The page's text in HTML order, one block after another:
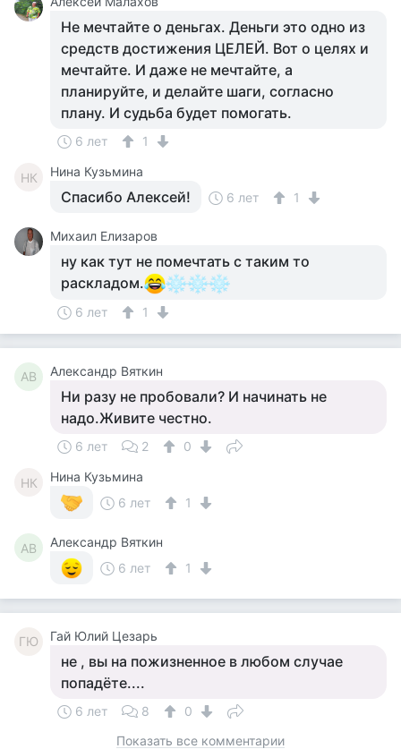
Не мечтайте о деньгах. Деньги это одно из
средств достижения ЦЕЛЕЙ. Вот о целях и
мечтайте. И даже не мечтайте, а
планируйте, и делайте шаги, согласно
плану. И судьба будет помогать.
6 лет 1
НК Нина Кузьмина
Спасибо Алексей! 6 лет 1
Михаил Елизаров
ну как тут не помечтать с таким то
раскладом.
6 лет 1
АВ Александр Вяткин
Ни разу не пробовали? И начинать не
надо.Живите честно.
6 лет 2 0
НК
Нина Кузьмина
6 лет
1
АВ
Александр Вяткин
6 лет
1
ГЮ Гай Юлий Цезарь
не , вы на пожизненное в любом случае
попадёте....
6 лет 8
0
Показать все комментарии